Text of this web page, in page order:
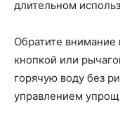
длительном
Обратите внимание
кнопкой или
горячую воду без
управлением